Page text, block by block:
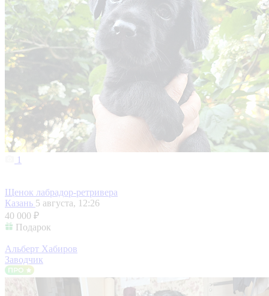
1
Щенок лабрадор-ретривера
Казань 5 августа, 12:26
40 000 ₽
Подарок
Альберт Хабиров
Заводчик